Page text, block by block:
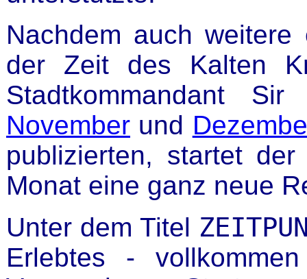
Nachdem auch
der Zeit des Kalten
Stadtkommandant
November und
publizierten, startet
Monat eine ganz neue
Unter dem Titel
Erlebtes -